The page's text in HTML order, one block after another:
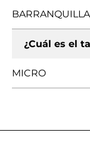
BARRANQUILLA
¿Cuál es el
MICRO